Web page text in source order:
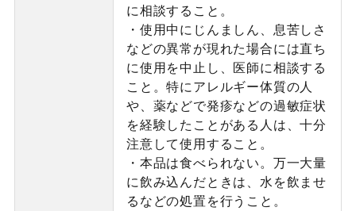
に相談すること。
・使用中にじんましん、息苦しさ
などの異常が現れた場合には直ち
に使用を中止し、医師に相談する
こと。特にアレルギー体質の人
や、薬などで発疹などの過敏症状
を経験したことがある人は、十分
注意して使用すること。
・本品は食べられない。万一大量
に飲み込んだときは、水を飲ませ
るなどの処置を行うこと。